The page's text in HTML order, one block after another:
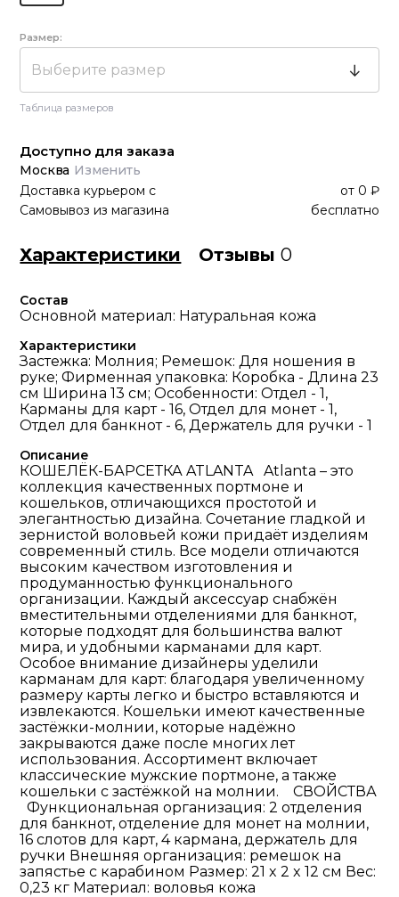
Размер:
Выберите размер
Таблица размеров
Доступно для заказа
Москва Изменить
Доставка курьером с от 0 ₽
Самовывоз из магазина
бесплатно
Характеристики Отзывы0
Состав
Основной материал: Натуральная кожа
Характеристики
Застежка: Молния; Ремешок: Для ношения в
руке; Фирменная упаковка: Коробка - Длина 23
см Ширина 13 см; Особенности: Отдел - 1,
Карманы для карт - 16, Отдел для монет - 1,
Отдел для банкнот - 6, Держатель для ручки - 1
Описание
КОШЕЛЁК-БАРСЕТКА ATLANTA Atlanta – это
коллекция качественных портмоне и
кошельков, отличающихся простотой и
элегантностью дизайна. Сочетание гладкой и
зернистой воловьей кожи придаёт изделиям
современный стиль. Все модели отличаются
высоким качеством изготовления и
продуманностью функционального
организации. Каждый аксессуар снабжён
вместительными отделениями для банкнот,
которые подходят для большинства валют
мира, и удобными карманами для карт.
Особое внимание дизайнеры уделили
карманам для карт: благодаря увеличенному
размеру карты легко и быстро вставляются и
извлекаются. Кошельки имеют качественные
застёжки-молнии, которые надёжно
закрываются даже после многих лет
использования. Ассортимент включает
классические мужские портмоне, а также
кошельки с застёжкой на молнии. СВОЙСТВА
Функциональная организация: 2 отделения
для банкнот, отделение для монет на молнии,
16 слотов для карт, 4 кармана, держатель для
ручки Внешняя организация: ремешок на
запястье с карабином Размер: 21 x 2 x 12 см Вес:
0,23 кг Материал: воловья кожа